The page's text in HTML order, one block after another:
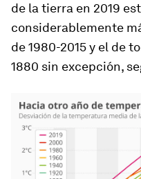
de la tierra en 2019
considerablemente
de 1980-2015 y el de
1880 sin excepción,